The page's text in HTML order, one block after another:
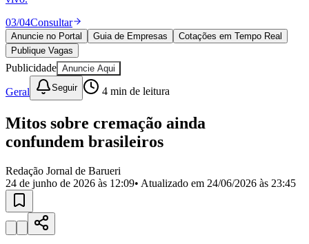
Cultura
Meio Ambiente
Obras
Educação
Bairros de Barueri
Selecione sua região Para notícias da sua região
AldeiaAldeia da SerraAldeia de Barueri
VistaCalifórniaCarapicuíba
RegiãoCotia Cruz PretaEngenho NovoFazenda
Militar
Califórnia
Esperança
JulioJardim Líbano
03/04Consultar
Anuncie no Portal Guia de Empresas
Cotações em Tempo Real
Publique Vagas
Publicidade Anuncie Aqui
Geral Seguir 4 min de leitura
Mitos sobre cremação ainda
confundem brasileiros
Redação Jornal de Barueri
24 de junho de 2026 às 12:09• Atualizado em 24/06/2026 às 23:45